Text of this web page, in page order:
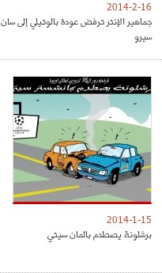
2014-2-16
جماهير الإنتر ترفض عودة بالوتيلي إلى سان
سيرو
2014-1-15
برشلونة يصطدم بالمان سيتي